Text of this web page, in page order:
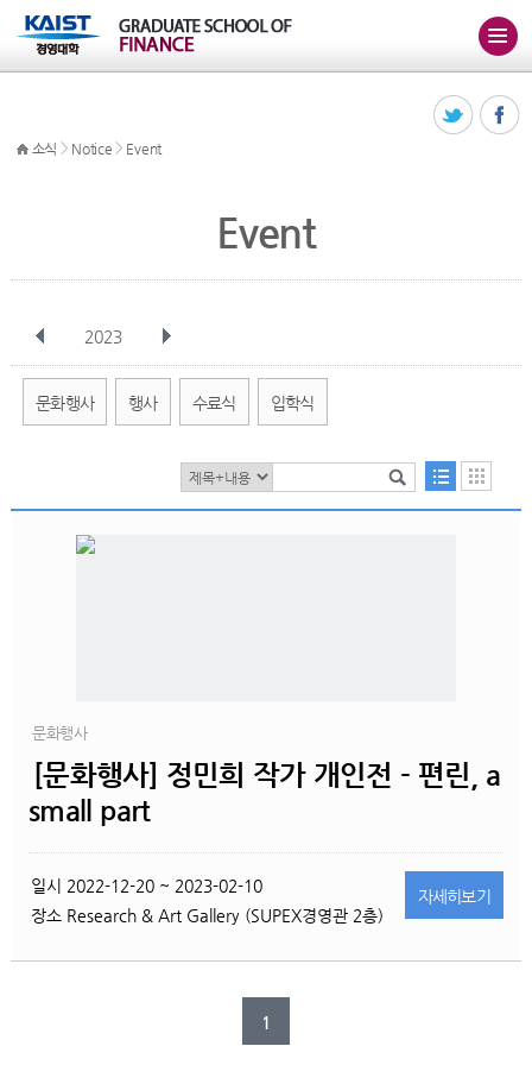
소식 > Notice > Event
Event
2023
전체 1월 2월 4월 5월 6월
문화행사 행사 수료식 입학식
문화행사
[문화행사] 정민희 작가 개인전 - 편린, a
small part
일시 2022-12-20 ~ 2023-02-10
장소 Research & Art Gallery (SUPEX경영관 2층)
자세히보기
1